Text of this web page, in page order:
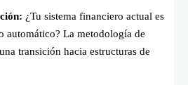
¿Tu sistema financiero actual es
automático? La metodología de
transición hacia estructuras de